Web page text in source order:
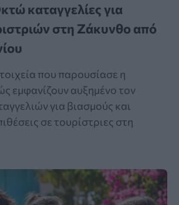
καταγγελίες για
στη Ζάκυνθο από
που παρουσίασε η
αυξημένο τον
για βιασμούς και
σε τουρίστριες στη